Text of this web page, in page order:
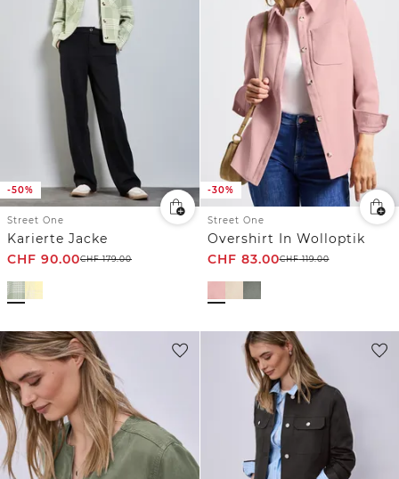
-50%
Street One
Karierte Jacke
CHF 90.00CHF179.00
-30%
Street One
Overshirt In Wolloptik
CHF 83.00CHF119.00